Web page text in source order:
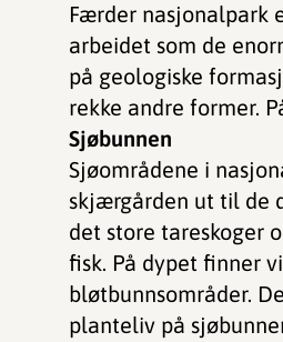
Færder nasjonalpark
arbeidet som de
på geologiske
rekke andre former.
Sjøbunnen
Sjøområdene i
skjærgården ut til de
det store tareskoger
fisk. På dypet finner
bløtbunnsområder.
planteliv på